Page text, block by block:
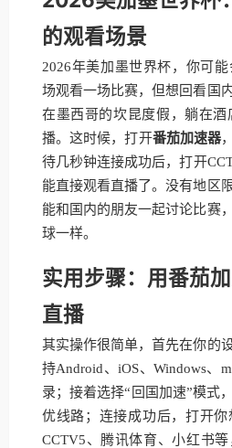
的观看场景
2026年美加墨世界杯，你可
场观看一场比赛，但想回看国
在墨西哥的坎昆度假，躺在酒
播。这时候，打开番茄加速器
待几秒钟连接成功后，打开
能直接观看直播了。没有地区
能和国内的朋友一起讨论比赛
球一样。
实用步骤：用番茄
直播
其实操作很简单，首先在你的
持Android、iOS、Windows、
录；接着选择“回国加速”模式
优线路；连接成功后，打开
CCTV5、腾讯体育、小红书